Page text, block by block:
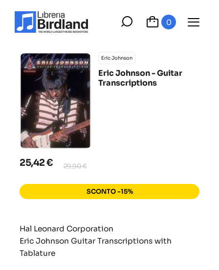
0
Eric Johnson
Eric Johnson - Guitar
Transcriptions
25,42 € 29,90 €
SCONTO -15%
Hal Leonard Corporation
Eric Johnson Guitar Transcriptions with
Tablature